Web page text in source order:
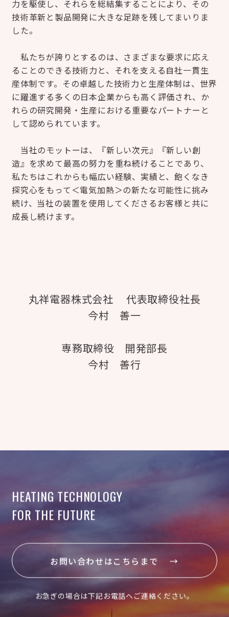
力を駆使し、それらを総結集することにより、その
技術革新と製品開発に大きな足跡を残してまいりま
した。
私たちが誇りとするのは、さまざまな要求に応え
ることのできる技術力と、それを支える自社一貫生
産体制です。その卓越した技術力と生産体制は、世界
に躍進する多くの日本企業からも高く評価され、か
れらの研究開発・生産における重要なパートナーと
して認められています。
当社のモットーは、『新しい次元』『新しい創
造』を求めて最高の努力を重ね続けることであり、
私たちはこれからも幅広い経験、実績と、飽くなき
探究心をもって＜電気加熱＞の新たな可能性に挑み
続け、当社の装置を使用してくださるお客様と共に
成長し続けます。
丸祥電器株式会社
代表取締役社長
今村 善一
専務取締役 開発部長
今村 善行
HEATING TECHNOLOGY
FOR THE FUTURE
お問い合わせはこちらまで →
お急ぎの場合は下記お電話へご連絡ください。